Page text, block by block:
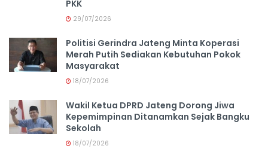
PKK
29/07/2026
Politisi Gerindra Jateng Minta Koperasi
Merah Putih Sediakan Kebutuhan Pokok
Masyarakat
18/07/2026
Wakil Ketua DPRD Jateng Dorong Jiwa
Kepemimpinan Ditanamkan Sejak Bangku
Sekolah
18/07/2026